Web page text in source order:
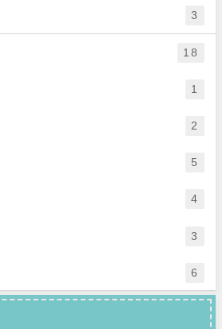
3
18
1
2
5
4
3
6